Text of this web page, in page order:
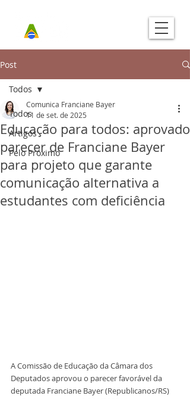
Post
Todos
Artigos
Pelo Próximo
Todos
Educação para todos: aprovado
parecer de Franciane Bayer
para projeto que garante
comunicação alternativa a
estudantes com deficiência
Comunica Franciane Bayer
11 de set. de 2025
A Comissão de Educação da Câmara dos
Deputados aprovou o parecer favorável da
deputada Franciane Bayer (Republicanos/RS)